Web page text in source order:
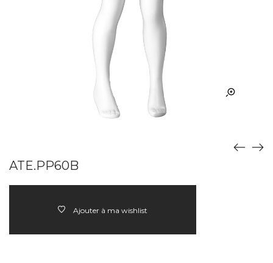
ATE.PP60B
Ajouter à ma wishlist